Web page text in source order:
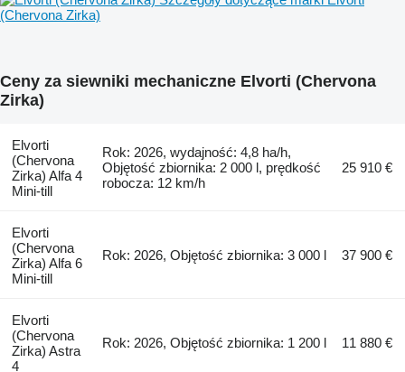
(Chervona Zirka)
Ceny za siewniki mechaniczne Elvorti (Chervona
Zirka)
Elvorti
(Chervona
Zirka) Alfa 4
Mini-till
Rok: 2026, wydajność: 4,8 ha/h,
Objętość zbiornika: 2 000 l, prędkość
robocza: 12 km/h
25 910 €
Elvorti
(Chervona
Zirka) Alfa 6
Mini-till
Rok: 2026, Objętość zbiornika: 3 000 l 37 900 €
Elvorti
(Chervona
Zirka) Astra
4
Rok: 2026, Objętość zbiornika: 1 200 l 11 880 €